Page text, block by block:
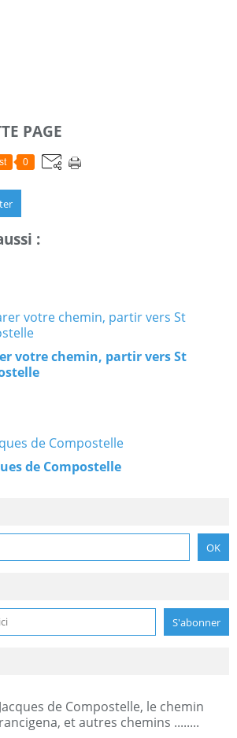
PAGE
0
:
votre chemin, partir vers St
de Compostelle
de Compostelle, le chemin
et autres chemins ........